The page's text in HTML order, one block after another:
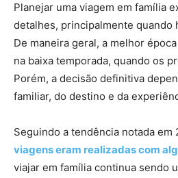
Planejar uma viagem em família
detalhes, principalmente quando
De maneira geral, a melhor
na baixa temporada, quando os
Porém, a decisão definitiva
familiar, do destino e da
Seguindo a tendência notada em
viagens eram realizadas com
viajar em família continua sendo